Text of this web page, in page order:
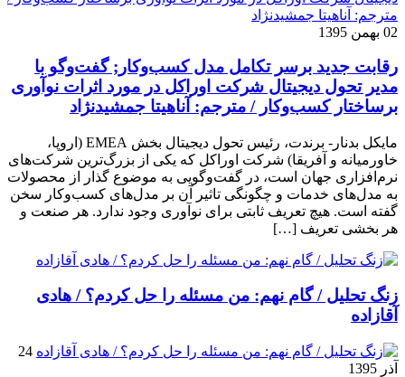
02 بهمن 1395
رقابت جدید برسر تکامل مدل کسب‌و‌کار; گفت‌وگو با
مدیر تحول دیجیتال شرکت اوراکل در مورد اثرات نوآوری
برساختار کسب‌وکار / مترجم: آناهیتا جمشیدنژاد
مایکل بدنار- برندت، رئیس تحول دیجیتال بخش EMEA (اروپا،
خاورمیانه و آفریقا) شرکت اوراکل که یکی از بزرگ‌ترین شرکت‌های
نرم‌افزاری جهان است، در گفت‌وگویی به موضوع گذار از محصولات
به مدل‌های خدمات و چگونگی تاثیر آن بر مدل‌های کسب‌و‌کار سخن
گفته است. هیچ تعریف ثابتی برای نوآوری وجود ندارد. هر صنعت و
هر بخشی تعریف […]
زنگ تحلیل / گام نهم: من مسئله را حل کردم؟ / هادی
آقازاده
24
آذر 1395